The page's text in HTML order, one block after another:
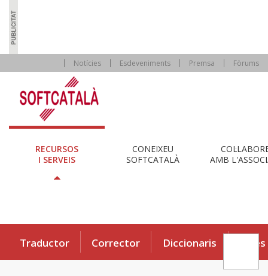
Notícies Esdeveniments Premsa Fòrums
RECURSOS
I SERVEIS
CONEIXEU
SOFTCATALÀ
AMB
Traductor Corrector Diccionaris Eines